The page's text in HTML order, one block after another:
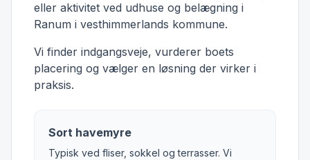
eller aktivitet ved udhuse og belægning i
Ranum i vesthimmerlands kommune.
Vi finder indgangsveje, vurderer boets
placering og vælger en løsning der virker i
praksis.
Sort havemyre
Typisk ved fliser, sokkel og terrasser. Vi